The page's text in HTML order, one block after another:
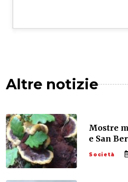
Altre notizie
Mostre
e San
Società